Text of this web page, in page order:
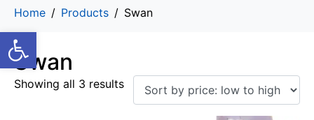
Ανοίξτε τη γραμμή εργαλείων
Home Products Swan
Swan
Showing all 3 results